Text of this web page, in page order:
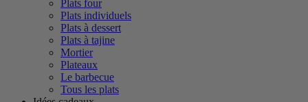
Plats four
Plats individuels
Plats à dessert
Plats à tajine
Mortier
Plateaux
Le barbecue
Tous les plats